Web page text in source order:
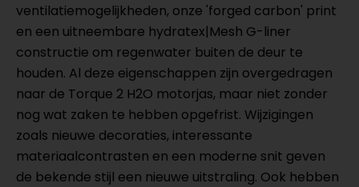
ventilatiemogelijkheden, onze 'forged carbon' print
en een uitneembare hydratex|Mesh G-liner
constructie om regenwater buiten de deur te
houden. Al deze eigenschappen zijn overgedragen
naar de Torque 2 H2O motorjas, maar niet zonder
nog wat zaken te hebben opgefrist. Wijzigingen
zoals nieuwe decoraties, interessante
materiaalcontrasten en een moderne snit geven
de bekende stijl een nieuwe uitstraling. Ook hebben